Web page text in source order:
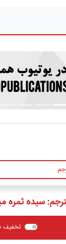
سیده ثمره
تخفیف